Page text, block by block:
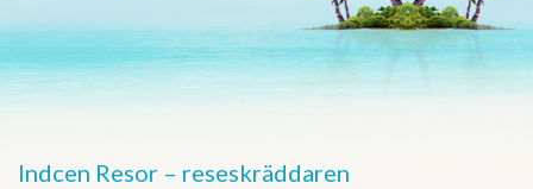
Indcen Resor – reseskräddaren